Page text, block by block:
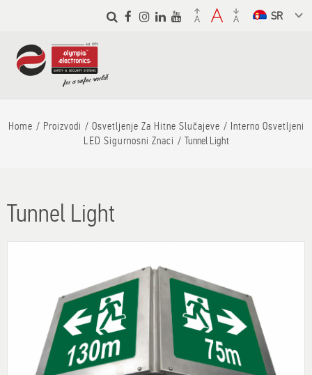
Skip to
main
Home Proizvodi Osvetljenje Za Hitne Slučajeve
Interno Osvetljeni
LED Sigurnosni Znaci
Tunnel Light
Tunnel Light